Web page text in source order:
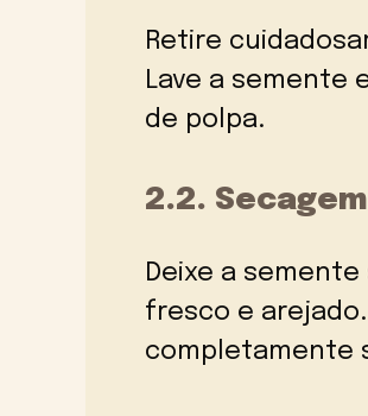
Retire
Lave a semente
de polpa.
2.2.
Deixe a
fresco e
completamente